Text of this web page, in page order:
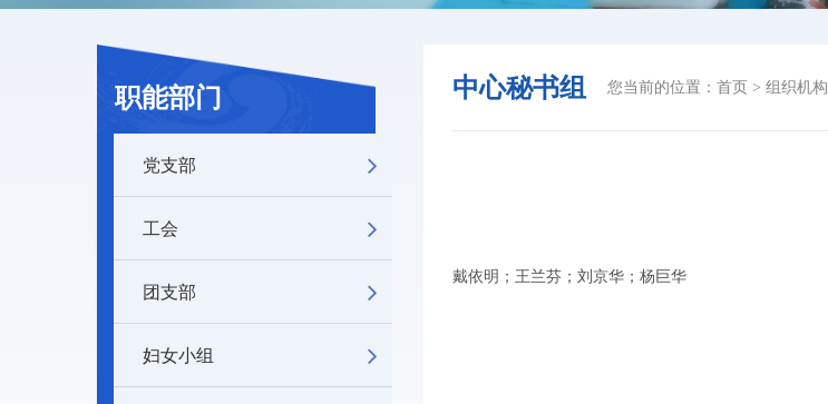
职能部门
党支部
工会
团支部
妇女小组
中心秘书组 您当前的位置： 首页 > 组织机构
戴依明；王兰芬；刘京华；杨巨华